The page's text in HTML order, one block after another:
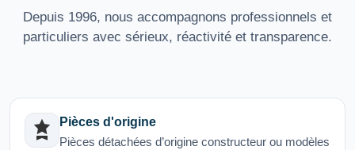
Depuis 1996, nous accompagnons professionnels et
particuliers avec sérieux, réactivité et transparence.
Pièces d'origine
Pièces détachées d’origine constructeur ou modèles